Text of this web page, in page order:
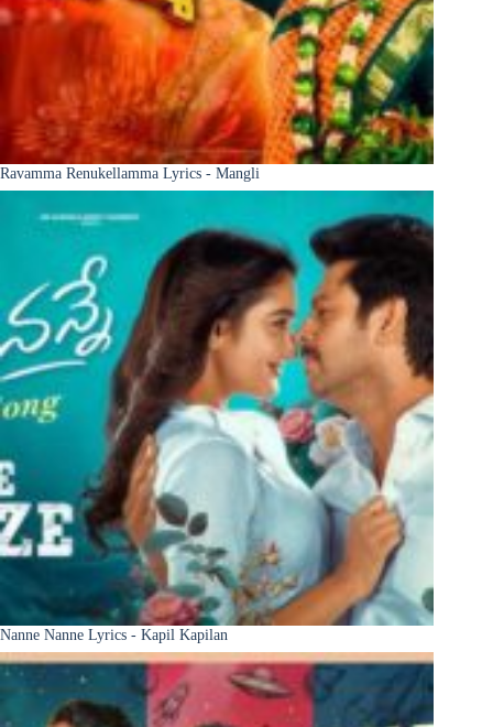
Ravamma Renukellamma Lyrics - Mangli
Nanne Nanne Lyrics - Kapil Kapilan